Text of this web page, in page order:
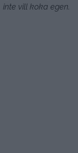
inte vill koka egen.